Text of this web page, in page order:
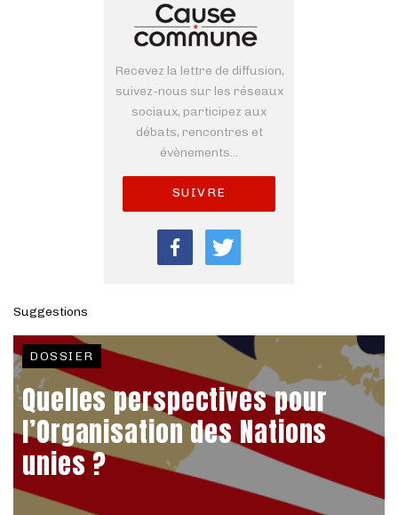
Recevez la lettre de diffusion,
suivez-nous sur les réseaux
sociaux, participez aux
débats, rencontres et
évènements...
SUIVRE
Suggestions
DOSSIER
Quelles perspectives pour
l’Organisation des Nations
unies ?